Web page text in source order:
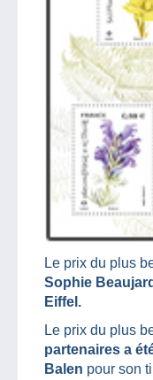
Le prix du plus
Sophie
Eiffel.
Le prix du plus
partenaires a
Balen pour son